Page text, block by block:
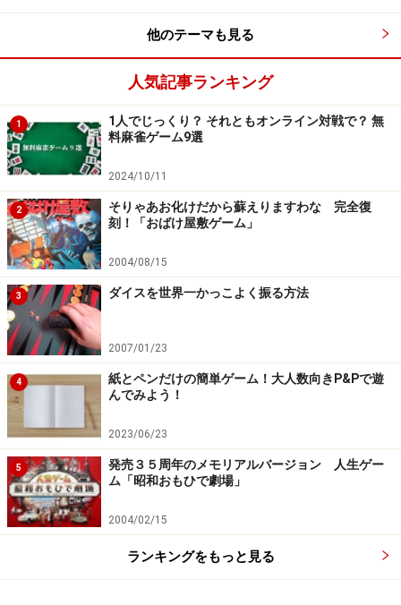
他のテーマも見る
人気記事ランキング
1
1人でじっくり？ それともオンライン対戦で？ 無
料麻雀ゲーム9選
2024/10/11
2
そりゃあお化けだから蘇えりますわな 完全復
刻！「おばけ屋敷ゲーム」
2004/08/15
3 ダイスを世界一かっこよく振る方法
2007/01/23
4
紙とペンだけの簡単ゲーム！大人数向きP&Pで遊
んでみよう！
2023/06/23
5
発売３５周年のメモリアルバージョン 人生ゲー
ム「昭和おもひで劇場」
2004/02/15
ランキングをもっと見る